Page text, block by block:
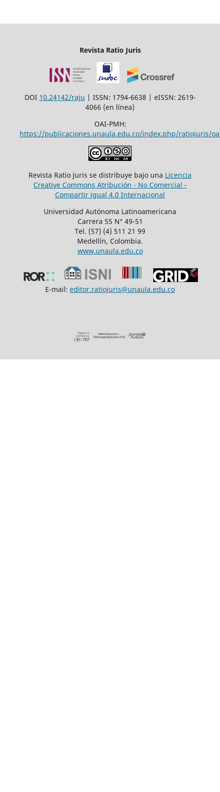
Revista Ratio Juris
DOI 10.24142/raju | ISSN: 1794-6638 | eISSN: 2619-
4066 (en línea)
OAI-PMH:
https://publicaciones.unaula.edu.co/index.php/ratiojuris/
Revista Ratio Juris se distribuye bajo una Licencia
Creative Commons Atribución - No Comercial -
Compartir igual 4.0 Internacional
Universidad Autónoma Latinoamericana
Carrera 55 N° 49-51
Tel. (57) (4) 511 21 99
Medellín, Colombia.
www.unaula.edu.co
E-mail: editor.ratiojuris@unaula.edu.co